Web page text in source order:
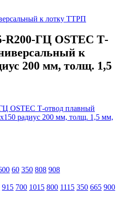
к лотку ТТРП
R200-ГЦ OSTEC Т-
к
200 мм, толщ. 1,5
60 350 808 908
915 700 1015 800 1115 350 665 900